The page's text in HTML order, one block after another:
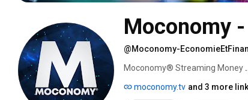
Moconomy
@Moconomy-
Moconomy® Streaming Money
moconomy.tv and 3 more